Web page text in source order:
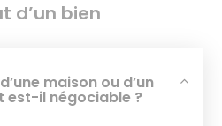
d’un bien
maison ou d’un
est-il négociable ?